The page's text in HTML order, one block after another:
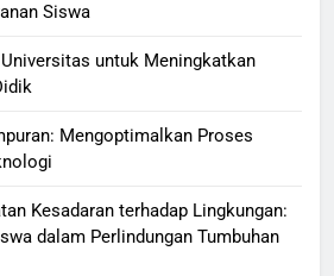
Siswa
untuk Meningkatkan
Mengoptimalkan Proses
Kesadaran terhadap Lingkungan:
dalam Perlindungan Tumbuhan